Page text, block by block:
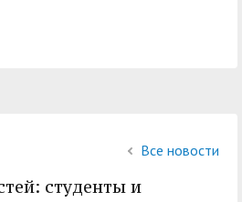
обучающихся ГАГУ
Информация о
Все новости
студенты и